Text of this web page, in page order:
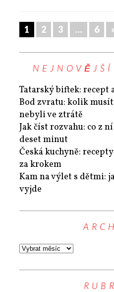
1 2 3 … 6
Tatarský biftek: recept
Bod zvratu: kolik
nebyli ve ztrátě
Jak číst rozvahu: co z
deset minut
Česká kuchyně:
za krokem
Kam na výlet s dětmi:
vyjde